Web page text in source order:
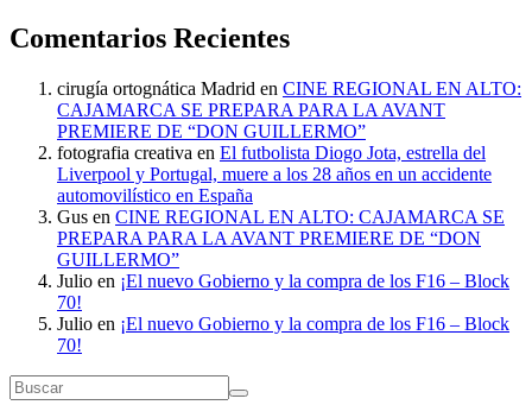
Comentarios Recientes
cirugía ortognática Madrid en CINE REGIONAL EN ALTO:
CAJAMARCA SE PREPARA PARA LA AVANT
PREMIERE DE “DON GUILLERMO”
fotografia creativa en El futbolista Diogo Jota, estrella del
Liverpool y Portugal, muere a los 28 años en un accidente
automovilístico en España
Gus en CINE REGIONAL EN ALTO: CAJAMARCA SE
PREPARA PARA LA AVANT PREMIERE DE “DON
GUILLERMO”
Julio en ¡El nuevo Gobierno y la compra de los F16 – Block
70!
Julio en ¡El nuevo Gobierno y la compra de los F16 – Block
70!